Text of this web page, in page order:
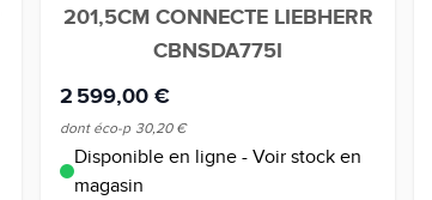
201,5CM CONNECTE LIEBHERR
CBNSDA775I
2 599,00 €
dont éco-p 30,20 €
Disponible en ligne - Voir stock en
magasin